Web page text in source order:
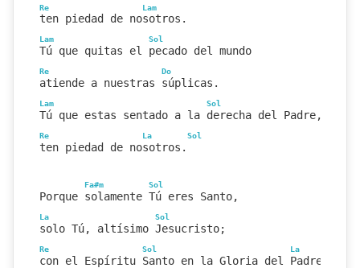
Re Lam
ten piedad de nosotros.
Lam Sol
Tú que quitas el pecado del mundo
Re Do
atiende a nuestras súplicas.
Lam Sol
Tú que estas sentado a la derecha del Padre,
Re La Sol
ten piedad de nosotros.
Fa#m Sol
Porque solamente Tú eres Santo,
La Sol
solo Tú, altísimo Jesucristo;
Re Sol La
con el Espíritu Santo en la Gloria del Padre.